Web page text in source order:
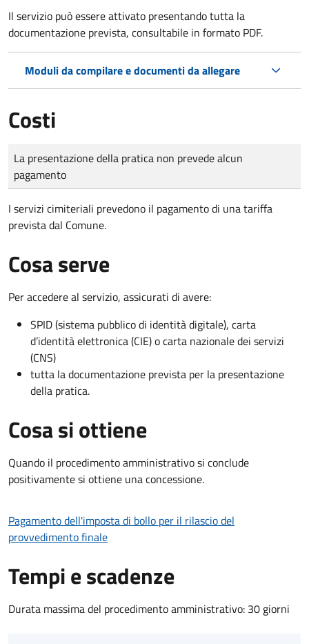
Il servizio può essere attivato presentando tutta la
documentazione prevista, consultabile in formato PDF.
Moduli da compilare e documenti da allegare
Costi
Tipo di pagamento
Importo
La presentazione della pratica non prevede alcun
pagamento
I servizi cimiteriali prevedono il pagamento di una tariffa
prevista dal Comune.
Cosa serve
Per accedere al servizio, assicurati di avere:
SPID (sistema pubblico di identità digitale), carta
d’identità elettronica (CIE) o carta nazionale dei servizi
(CNS)
tutta la documentazione prevista per la presentazione
della pratica.
Cosa si ottiene
Quando il procedimento amministrativo si conclude
positivamente si ottiene una concessione.
Pagamento dell'imposta di bollo per il rilascio del
provvedimento finale
Tempi e scadenze
Durata massima del procedimento amministrativo: 30 giorni